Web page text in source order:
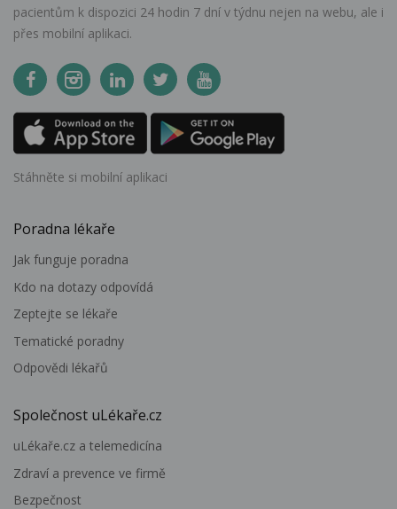
pacientům k dispozici 24 hodin 7 dní v týdnu nejen na webu, ale i
přes mobilní aplikaci.
Stáhněte si mobilní aplikaci
Poradna lékaře
Jak funguje poradna
Kdo na dotazy odpovídá
Zeptejte se lékaře
Tematické poradny
Odpovědi lékařů
Společnost uLékaře.cz
uLékaře.cz a telemedicína
Zdraví a prevence ve firmě
Bezpečnost